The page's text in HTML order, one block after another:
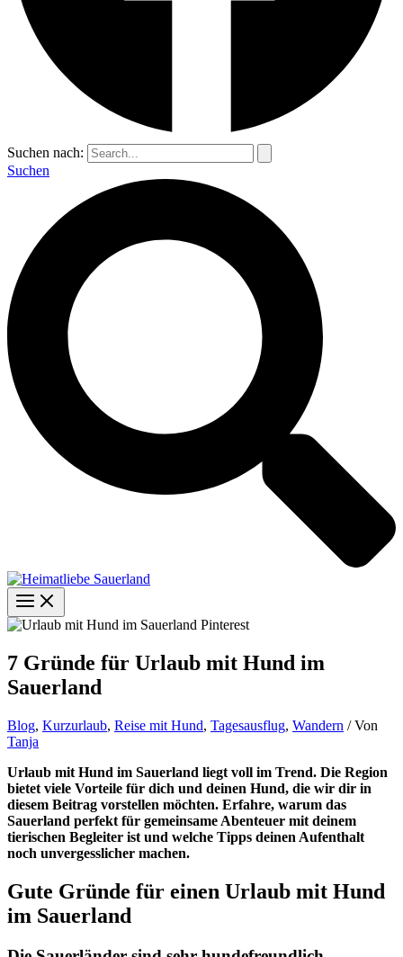
Suchen nach:
Suchen
7 Gründe für Urlaub mit Hund im
Sauerland
Blog, Kurzurlaub, Reise mit Hund, Tagesausflug, Wandern / Von
Tanja
Urlaub mit Hund im Sauerland liegt voll im Trend. Die Region
bietet viele Vorteile für dich und deinen Hund, die wir dir in
diesem Beitrag vorstellen möchten. Erfahre, warum das
Sauerland perfekt für gemeinsame Abenteuer mit deinem
tierischen Begleiter ist und welche Tipps deinen Aufenthalt
noch unvergesslicher machen.
Gute Gründe für einen Urlaub mit Hund
im Sauerland